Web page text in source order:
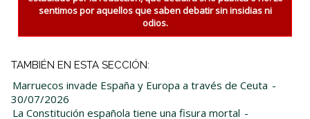
sentimos por aquellos que saben debatir sin insidias ni
odios.
TAMBIÉN EN ESTA SECCIÓN:
Marruecos invade España y Europa a través de Ceuta -
30/07/2026
La Constitución española tiene una fisura mortal -